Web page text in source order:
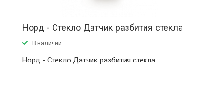
Норд - Стекло Датчик разбития стекла
В наличии
Норд - Стекло Датчик разбития стекла